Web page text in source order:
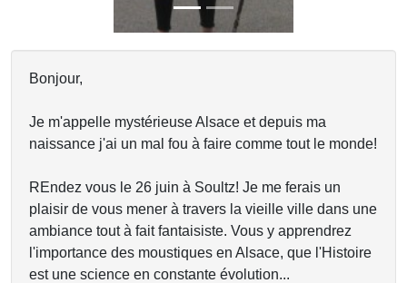
Bonjour,
Je m'appelle mystérieuse Alsace et depuis ma
naissance j'ai un mal fou à faire comme tout le monde!
REndez vous le 26 juin à Soultz! Je me ferais un
plaisir de vous mener à travers la vieille ville dans une
ambiance tout à fait fantaisiste. Vous y apprendrez
l'importance des moustiques en Alsace, que l'Histoire
est une science en constante évolution...